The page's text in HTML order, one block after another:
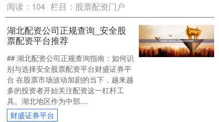
阅读： 104 栏目： 股票配资门户
湖北配资公司正规查询_安全股
票配资平台推荐
## 湖北配资公司正规查询指南：如何识
别与选择安全股票配资平台财盛证券平
台 在股票市场波动加剧的当下，越来越
多的投资者开始关注配资这一杠杆工
具。湖北地区作为中部....
财盛证券平台